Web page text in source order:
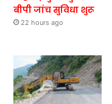
बीपी जांच सुविधा शुरू
22 hours ago